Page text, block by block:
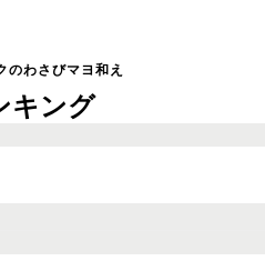
のわさびマヨ和え
キング